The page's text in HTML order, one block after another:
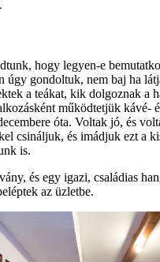
hogy legyen-e
úgy gondoltuk, nem baj ha
a teákat, kik dolgoznak a
működtetjük kávé-
óta. Voltak jó, és
csináljuk, és imádjuk ezt a
is.
és egy igazi, családias
az üzletbe.